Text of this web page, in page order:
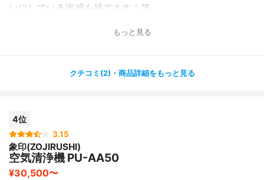
いにしている実感を持てます！笑
フィルターが水洗い、丸洗い可能なのも掃除がしやすくて
的におすすめ商品！
湿・除湿機能はついていないので、湿度コントロールをし
たい場合には別途購入の必要があるくらいです
もっと見る
クチコミ(2)・商品詳細をもっと見る
4位
3.15
象印(ZOJIRUSHI)
空気清浄機 PU-AA50
¥30,500〜